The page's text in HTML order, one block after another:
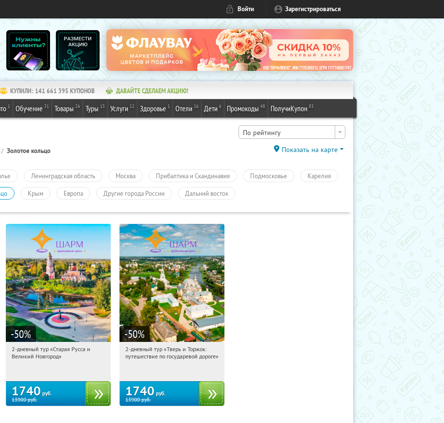
Войти Зарегистрироваться
КУПИЛИ: 141 661 395 КУПОНОВ ДАВАЙТЕ СДЕЛАЕМ АКЦИЮ!
1 Обучение 31 Товары 26 Туры 13 Услуги 12 Здоровье 1 Отели 16 Дети 6 Промокоды 48 ПолучиКупон 83
По рейтингу
Золотое кольцо Показать на карте
Ленинградская область Москва Прибалтика и Скандинавия Подмосковье Карелия
Крым Европа Другие города России Дальний восток
-50%
17:42:26 Купили:
2-дневный тур «Старая Русса и
Великий Новгород»
1740 руб.
13900руб.
-50%
17:42:26 Купили:
2-дневный тур «Тверь и Торжок:
путешествие по государевой дороге»
1740 руб.
13900руб.